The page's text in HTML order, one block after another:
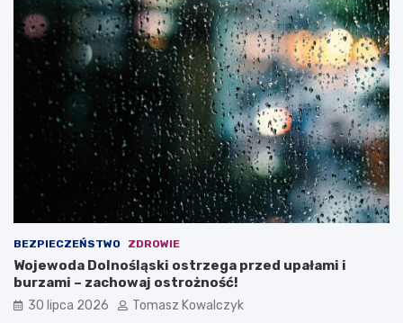
BEZPIECZEŃSTWO ZDROWIE
Wojewoda Dolnośląski ostrzega przed upałami i
burzami – zachowaj ostrożność!
30 lipca 2026 Tomasz Kowalczyk